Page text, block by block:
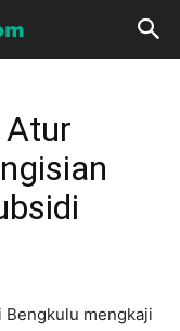
Atur
mengkaji